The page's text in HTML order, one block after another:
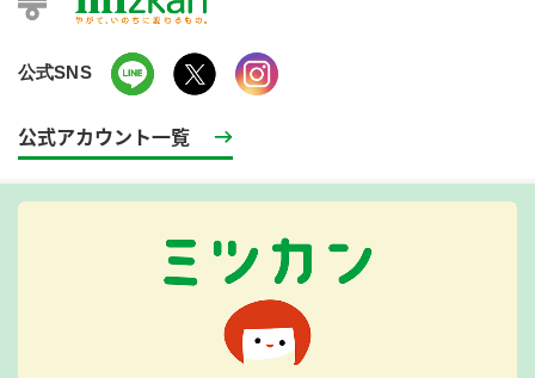
公式SNS
公式アカウント一覧